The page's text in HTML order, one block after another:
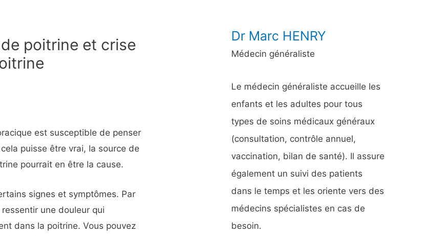
poitrine et crise
est susceptible de penser
cela puisse être vrai, la source de
pourrait en être la cause.
signes et symptômes. Par
une douleur qui
dans la poitrine. Vous pouvez
Dr Marc HENRY
Médecin généraliste
Le médecin généraliste accueille les
enfants et les adultes pour tous
types de soins médicaux généraux
(consultation, contrôle annuel,
vaccination, bilan de santé). Il assure
également un suivi des patients
dans le temps et les oriente vers des
médecins spécialistes en cas de
besoin.